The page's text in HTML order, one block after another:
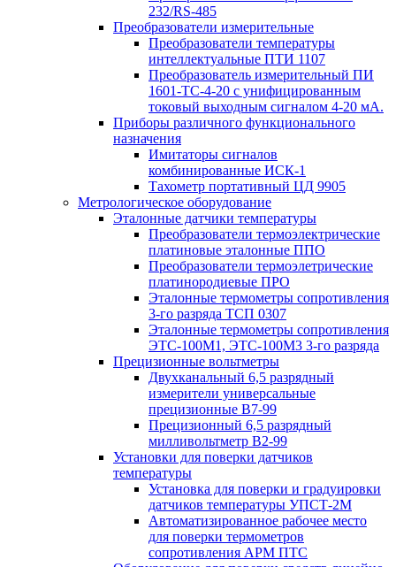
232/RS-485
Преобразователи измерительные
Преобразователи температуры
интеллектуальные ПТИ 1107
Преобразователь измерительный ПИ
1601-ТС-4-20 с унифицированным
токовый выходным сигналом 4-20 мА.
Приборы различного функционального
назначения
Имитаторы сигналов
комбинированные ИСК-1
Тахометр портативный ЦД 9905
Метрологическое оборудование
Эталонные датчики температуры
Преобразователи термоэлектрические
платиновые эталонные ППО
Преобразователи термоэлетрические
платинородиевые ПРО
Эталонные термометры сопротивления
3-го разряда ТСП 0307
Эталонные термометры сопротивления
ЭТС-100М1, ЭТС-100М3 3-го разряда
Прецизионные вольтметры
Двухканальный 6,5 разрядный
измерители универсальные
прецизионные В7-99
Прецизионный 6,5 разрядный
милливольтметр В2-99
Установки для поверки датчиков
температуры
Установка для поверки и градуировки
датчиков температуры УПСТ-2М
Автоматизированное рабочее место
для поверки термометров
сопротивления АРМ ПТС